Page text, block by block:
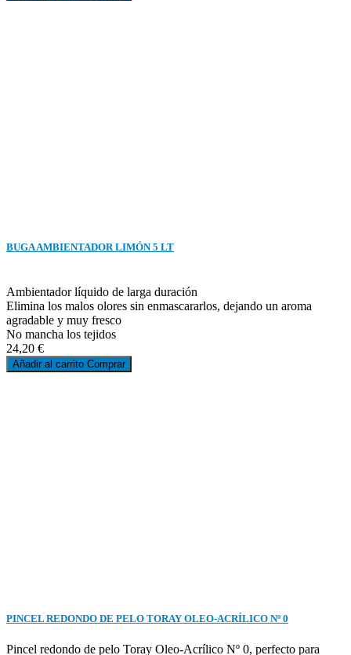
BUGA AMBIENTADOR LIMÓN 5 LT
Ambientador líquido de larga duración
Elimina los malos olores sin enmascararlos, dejando un aroma
agradable y muy fresco
No mancha los tejidos
24,20 €
Añadir al carrito Comprar
PINCEL REDONDO DE PELO TORAY OLEO-ACRÍLICO Nº 0
Pincel redondo de pelo Toray Oleo-Acrílico Nº 0, perfecto para